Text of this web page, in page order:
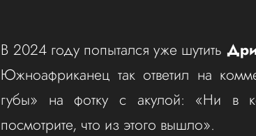
В 2024 году попытался уже шутить
Южноафриканец так ответил на
губы» на фотку с акулой: «Ни в
посмотрите, что из этого вышло».